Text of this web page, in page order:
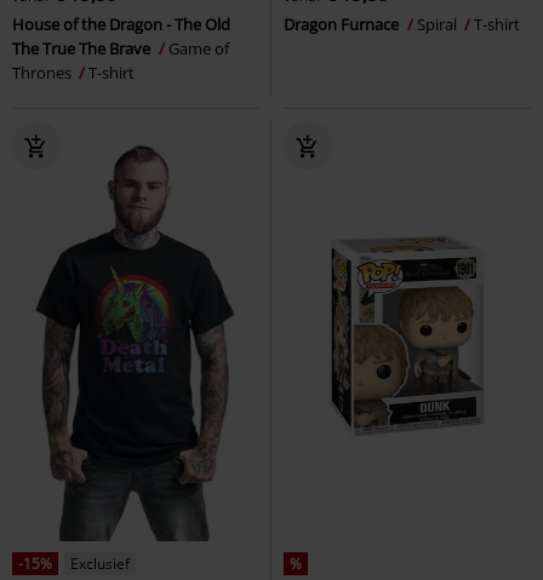
House of the Dragon - The Old
The True The Brave
Game of
Thrones
T-shirt
Dragon Furnace Spiral T-shirt
-15%
Exclusief
%